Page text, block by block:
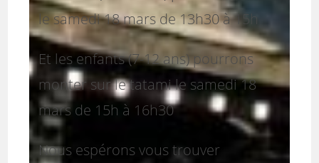
le samedi 18 mars de 13h30 à 15h
Et les enfants (7-12 ans) pourrons
monter sur le tatami le samedi 18
mars de 15h à 16h30
Nous espérons vous trouver